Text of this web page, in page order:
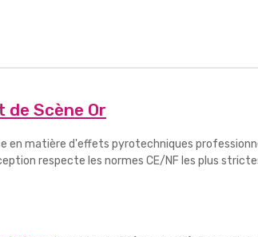
Scène Or
en matière d'effets pyrotechniques
respecte les normes CE/NF les plus